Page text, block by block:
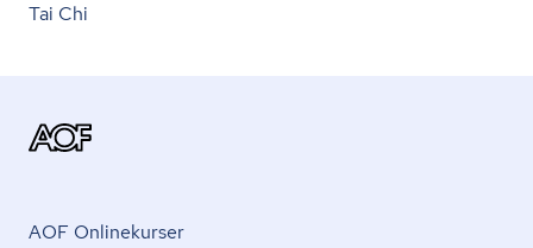
Tai Chi
AOF Onlinekurser